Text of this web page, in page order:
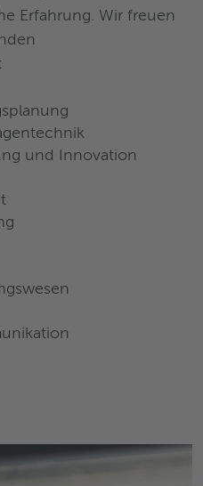
Erfahrung. Wir freuen
und Innovation